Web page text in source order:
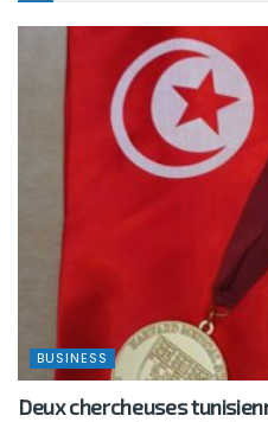
BUSINESS
Deux chercheuses